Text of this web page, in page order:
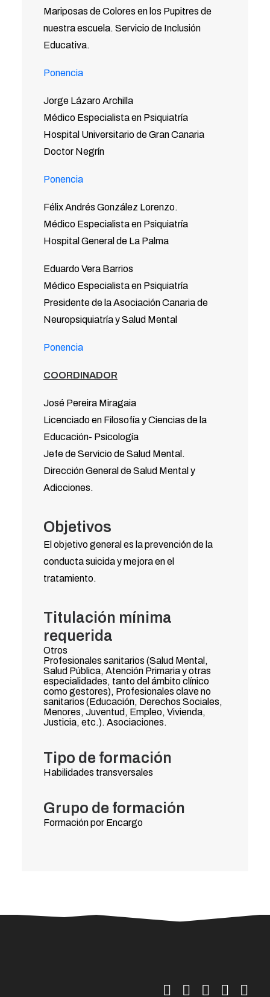
Mariposas de Colores en los Pupitres de
nuestra escuela. Servicio de Inclusión
Educativa.
Ponencia
Jorge Lázaro Archilla
Médico Especialista en Psiquiatría
Hospital Universitario de Gran Canaria
Doctor Negrín
Ponencia
Félix Andrés González Lorenzo.
Médico Especialista en Psiquiatría
Hospital General de La Palma
Eduardo Vera Barrios
Médico Especialista en Psiquiatría
Presidente de la Asociación Canaria de
Neuropsiquiatría y Salud Mental
Ponencia
COORDINADOR
José Pereira Miragaia
Licenciado en Filosofía y Ciencias de la
Educación- Psicología
Jefe de Servicio de Salud Mental.
Dirección General de Salud Mental y
Adicciones.
Objetivos
El objetivo general es la prevención de la
conducta suicida y mejora en el
tratamiento.
Titulación mínima
requerida
Otros
Profesionales sanitarios (Salud Mental,
Salud Pública, Atención Primaria y otras
especialidades, tanto del ámbito clínico
como gestores), Profesionales clave no
sanitarios (Educación, Derechos Sociales,
Menores, Juventud, Empleo, Vivienda,
Justicia, etc.). Asociaciones.
Tipo de formación
Habilidades transversales
Grupo de formación
Formación por Encargo